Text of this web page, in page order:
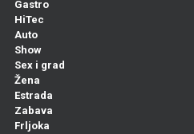
Gastro
HiTec
Auto
Show
Sex i grad
Žena
Estrada
Zabava
Frljoka